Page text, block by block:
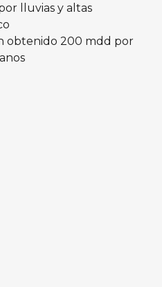
lluvias y altas
obtenido 200 mdd por